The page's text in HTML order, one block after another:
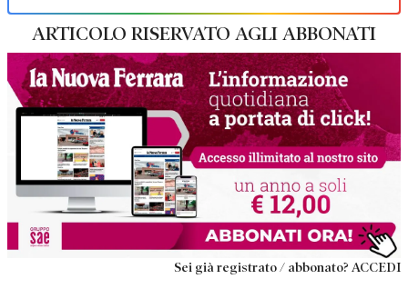
ARTICOLO RISERVATO AGLI ABBONATI
Sei già registrato / abbonato? ACCEDI